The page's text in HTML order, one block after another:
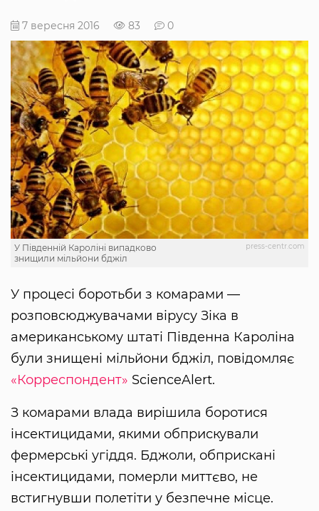
7 вересня 2016 83 0
press-centr.com
У Південній Кароліні випадково
знищили мільйони бджіл
У процесі боротьби з комарами —
розповсюджувачами вірусу Зіка в
американському штаті Південна Кароліна
були знищені мільйони бджіл, повідомляє
«Корреспондент» ScienceAlert.
З комарами влада вирішила боротися
інсектицидами, якими обприскували
фермерські угіддя. Бджоли, обприскані
інсектицидами, померли миттєво, не
встигнувши полетіти у безпечне місце.